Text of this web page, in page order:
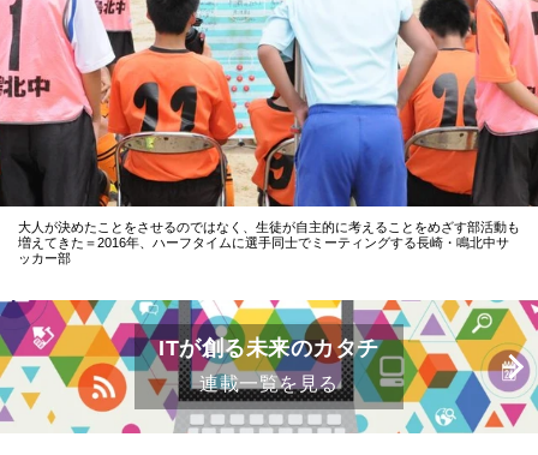
大人が決めたことをさせるのではなく、生徒が自主的に考えることをめざす部活動も
増えてきた＝2016年、ハーフタイムに選手同士でミーティングする長崎・鳴北中サ
ッカー部
ITが創る未来のカタチ
連載一覧を見る